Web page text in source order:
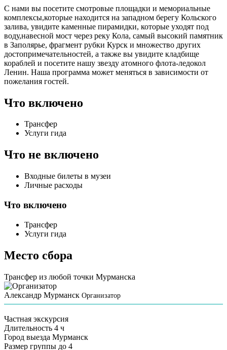
С нами вы посетите смотровые площадки и мемориальные
комплексы,которые находится на западном берегу Кольского
залива, увидите каменные пирамидки, которые уходят под
воду,навесной мост через реку Кола, самый высокий памятник
в Заполярье, фрагмент рубки Курск и множество других
достопримечательностей, а также вы увидите кладбище
кораблей и посетите нашу звезду атомного флота-ледокол
Ленин. Наша программа может меняться в зависимости от
пожелания гостей.
Что включено
Трансфер
Услуги гида
Что не включено
Входные билеты в музеи
Личные расходы
Что включено
Трансфер
Услуги гида
Место сбора
Трансфер из любой точки Мурманска
Александр Мурманск Организатор
Частная экскурсия
Длительность 4 ч
Город выезда Мурманск
Размер группы до 4